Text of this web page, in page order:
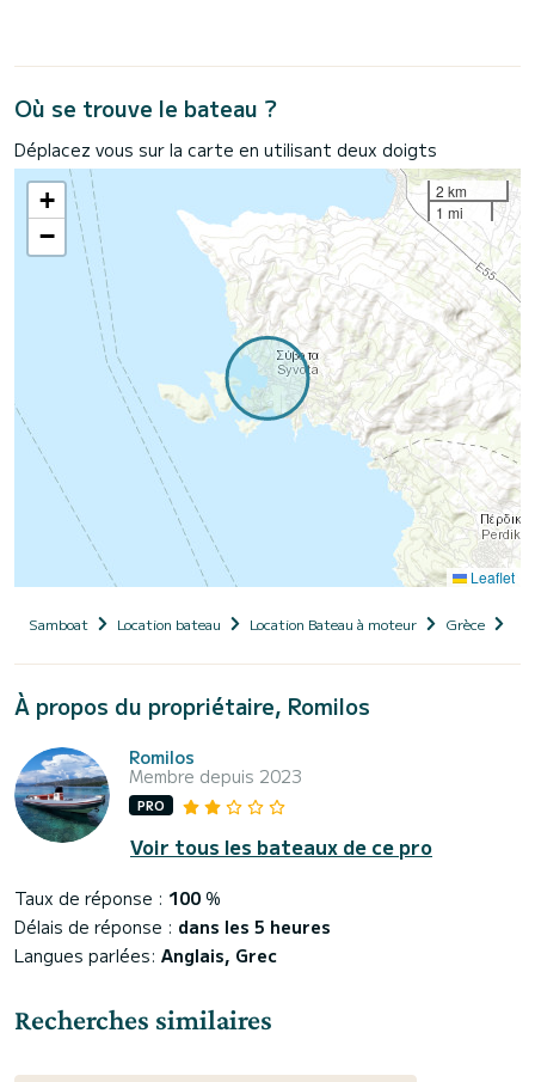
Où se trouve le bateau ?
Déplacez vous sur la carte en utilisant deux doigts
+
−
2 km
1 mi
Leaflet
Samboat Location bateau Location Bateau à moteur Grèce
À propos du propriétaire, Romilos
Romilos
Membre depuis 2023
PRO
Voir tous les bateaux de ce pro
Taux de réponse : 100 %
Délais de réponse : dans les 5 heures
Langues parlées: Anglais, Grec
Recherches similaires